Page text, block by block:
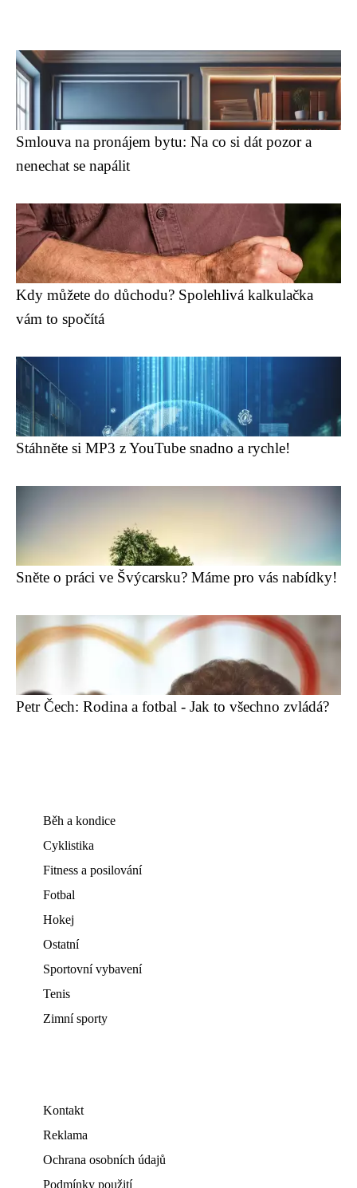
Smlouva na pronájem bytu: Na co si dát pozor a
nenechat se napálit
Kdy můžete do důchodu? Spolehlivá kalkulačka
vám to spočítá
Stáhněte si MP3 z YouTube snadno a rychle!
Sněte o práci ve Švýcarsku? Máme pro vás nabídky!
Petr Čech: Rodina a fotbal - Jak to všechno zvládá?
Běh a kondice
Cyklistika
Fitness a posilování
Fotbal
Hokej
Ostatní
Sportovní vybavení
Tenis
Zimní sporty
Kontakt
Reklama
Ochrana osobních údajů
Podmínky použití